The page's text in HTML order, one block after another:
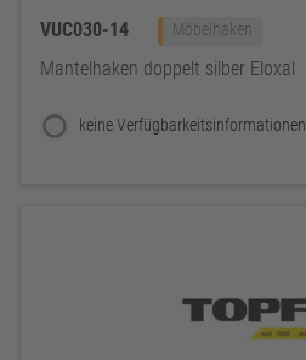
VUC030-14 Möbelhaken
Mantelhaken doppelt silber Eloxal
keine Verfügbarkeitsinformationen